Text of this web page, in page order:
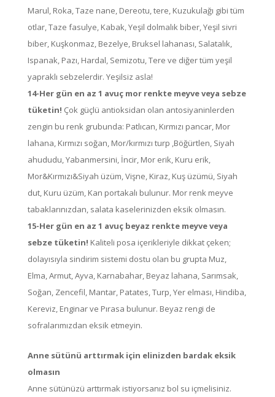
Marul, Roka, Taze nane, Dereotu, tere, Kuzukulağı gibi tüm
otlar, Taze fasulye, Kabak, Yeşil dolmalık biber, Yeşil sivri
biber, Kuşkonmaz, Bezelye, Bruksel lahanası, Salatalık,
Ispanak, Pazı, Hardal, Semizotu, Tere ve diğer tüm yeşil
yapraklı sebzelerdir. Yeşilsiz asla!
14-Her gün en az 1 avuç mor renkte meyve veya sebze
tüketin! Çok güçlü antioksidan olan antosiyaninlerden
zengin bu renk grubunda: Patlıcan, Kırmızı pancar, Mor
lahana, Kırmızı soğan, Mor/kırmızı turp ,Böğürtlen, Siyah
ahududu, Yabanmersini, İncir, Mor erik, Kuru erik,
Mor&Kırmızı&Siyah üzüm, Vişne, Kiraz, Kuş üzümü, Siyah
dut, Kuru üzüm, Kan portakalı bulunur. Mor renk meyve
tabaklarınızdan, salata kaselerinizden eksik olmasın.
15-Her gün en az 1 avuç beyaz renkte meyve veya
sebze tüketin! Kaliteli posa içerikleriyle dikkat çeken;
dolayısıyla sindirim sistemi dostu olan bu grupta Muz,
Elma, Armut, Ayva, Karnabahar, Beyaz lahana, Sarımsak,
Soğan, Zencefil, Mantar, Patates, Turp, Yer elması, Hindiba,
Kereviz, Enginar ve Pırasa bulunur. Beyaz rengi de
sofralarımızdan eksik etmeyin.
Anne sütünü arttırmak için elinizden bardak eksik
olmasın
Anne sütünüzü arttırmak istiyorsanız bol su içmelisiniz.